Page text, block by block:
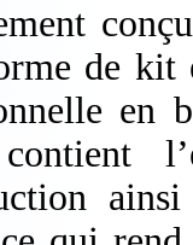
de kit
en